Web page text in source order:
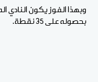
وبهذا الفوز يكون النادي
بحصوله على 35 نقطة.